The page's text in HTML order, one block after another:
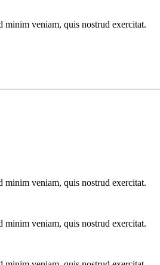
minim veniam, quis nostrud exercitat.
minim veniam, quis nostrud exercitat.
minim veniam, quis nostrud exercitat.